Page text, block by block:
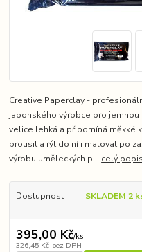
Creative Paperclay -
japonského výrobce pro
velice lehká a připomíná měkké
brousit a rýt do ní i malovat po
výrobu uměleckých p... celý popis
Dostupnost SKLADEM 2
395,00 Kč/ks
326,45 Kč bez DPH